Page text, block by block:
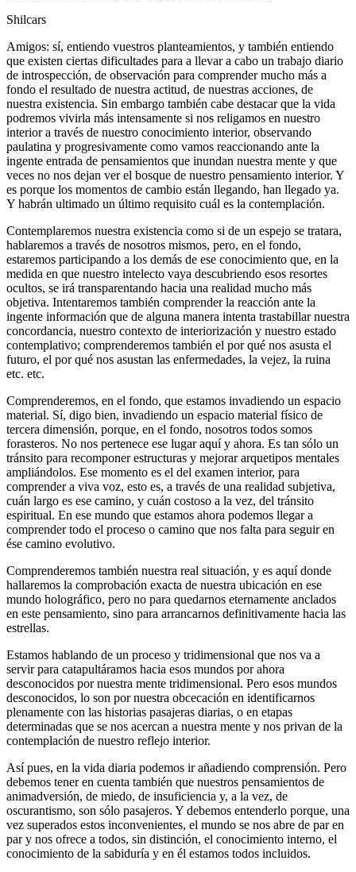
Shilcars
Amigos: sí, entiendo vuestros planteamientos, y también entiendo
que existen ciertas dificultades para a llevar a cabo un trabajo diario
de introspección, de observación para comprender mucho más a
fondo el resultado de nuestra actitud, de nuestras acciones, de
nuestra existencia. Sin embargo también cabe destacar que la vida
podremos vivirla más intensamente si nos religamos en nuestro
interior a través de nuestro conocimiento interior, observando
paulatina y progresivamente como vamos reaccionando ante la
ingente entrada de pensamientos que inundan nuestra mente y que
veces no nos dejan ver el bosque de nuestro pensamiento interior. Y
es porque los momentos de cambio están llegando, han llegado ya.
Y habrán ultimado un último requisito cuál es la contemplación.
Contemplaremos nuestra existencia como si de un espejo se tratara,
hablaremos a través de nosotros mismos, pero, en el fondo,
estaremos participando a los demás de ese conocimiento que, en la
medida en que nuestro intelecto vaya descubriendo esos resortes
ocultos, se irá transparentando hacia una realidad mucho más
objetiva. Intentaremos también comprender la reacción ante la
ingente información que de alguna manera intenta trastabillar nuestra
concordancia, nuestro contexto de interiorización y nuestro estado
contemplativo; comprenderemos también el por qué nos asusta el
futuro, el por qué nos asustan las enfermedades, la vejez, la ruina
etc. etc.
Comprenderemos, en el fondo, que estamos invadiendo un espacio
material. Sí, digo bien, invadiendo un espacio material físico de
tercera dimensión, porque, en el fondo, nosotros todos somos
forasteros. No nos pertenece ese lugar aquí y ahora. Es tan sólo un
tránsito para recomponer estructuras y mejorar arquetipos mentales
ampliándolos. Ese momento es el del examen interior, para
comprender a viva voz, esto es, a través de una realidad subjetiva,
cuán largo es ese camino, y cuán costoso a la vez, del tránsito
espiritual. En ese mundo que estamos ahora podemos llegar a
comprender todo el proceso o camino que nos falta para seguir en
ése camino evolutivo.
Comprenderemos también nuestra real situación, y es aquí donde
hallaremos la comprobación exacta de nuestra ubicación en ese
mundo holográfico, pero no para quedarnos eternamente anclados
en este pensamiento, sino para arrancarnos definitivamente hacia las
estrellas.
Estamos hablando de un proceso y tridimensional que nos va a
servir para catapultáramos hacia esos mundos por ahora
desconocidos por nuestra mente tridimensional. Pero esos mundos
desconocidos, lo son por nuestra obcecación en identificarnos
plenamente con las historias pasajeras diarias, o en etapas
determinadas que se nos acercan a nuestra mente y nos privan de la
contemplación de nuestro reflejo interior.
Así pues, en la vida diaria podemos ir añadiendo comprensión. Pero
debemos tener en cuenta también que nuestros pensamientos de
animadversión, de miedo, de insuficiencia y, a la vez, de
oscurantismo, son sólo pasajeros. Y debemos entenderlo porque, una
vez superados estos inconvenientes, el mundo se nos abre de par en
par y nos ofrece a todos, sin distinción, el conocimiento interno, el
conocimiento de la sabiduría y en él estamos todos incluidos.